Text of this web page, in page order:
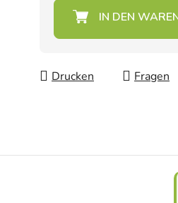
Verkaufspreis:
Drucken Fragen